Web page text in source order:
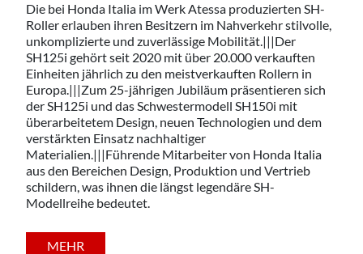
Die bei Honda Italia im Werk Atessa produzierten SH-
Roller erlauben ihren Besitzern im Nahverkehr stilvolle,
unkomplizierte und zuverlässige Mobilität.|||Der
SH125i gehört seit 2020 mit über 20.000 verkauften
Einheiten jährlich zu den meistverkauften Rollern in
Europa.|||Zum 25-jährigen Jubiläum präsentieren sich
der SH125i und das Schwestermodell SH150i mit
überarbeitetem Design, neuen Technologien und dem
verstärkten Einsatz nachhaltiger
Materialien.|||Führende Mitarbeiter von Honda Italia
aus den Bereichen Design, Produktion und Vertrieb
schildern, was ihnen die längst legendäre SH-
Modellreihe bedeutet.
MEHR